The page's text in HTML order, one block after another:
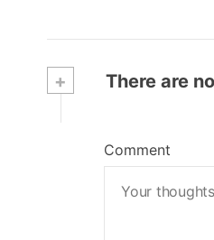
+ There are
Comment